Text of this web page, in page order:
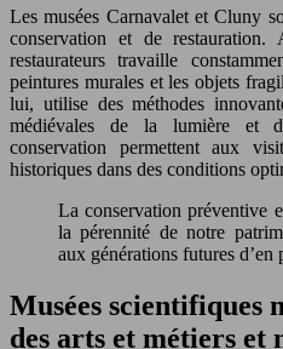
Les musées Carnavalet et Cluny
conservation et de
restaurateurs travaille
peintures murales et les objets
lui, utilise des méthodes
médiévales de la lumière et
conservation permettent aux
historiques dans des conditions
La conservation préventive est essentielle pour garantir
la pérennité de notre
aux générations futures d’en
Musées scientifiques
des arts et métiers et